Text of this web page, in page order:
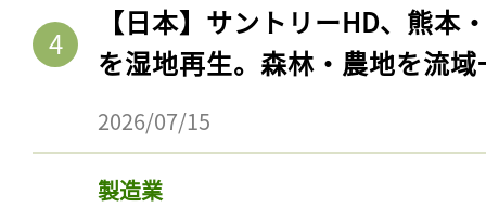
【日本】サントリーHD、熊本
を湿地再生。森林・農地を流
2026/07/15
製造業